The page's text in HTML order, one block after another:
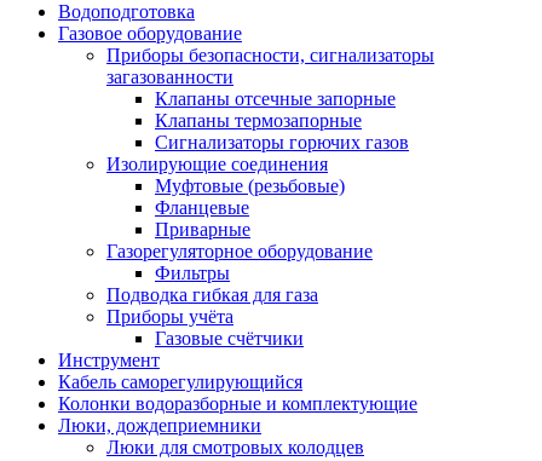
Водоподготовка
Газовое оборудование
Приборы безопасности, сигнализаторы
загазованности
Клапаны отсечные запорные
Клапаны термозапорные
Сигнализаторы горючих газов
Изолирующие соединения
Муфтовые (резьбовые)
Фланцевые
Приварные
Газорегуляторное оборудование
Фильтры
Подводка гибкая для газа
Приборы учёта
Газовые счётчики
Инструмент
Кабель саморегулирующийся
Колонки водоразборные и комплектующие
Люки, дождеприемники
Люки для смотровых колодцев